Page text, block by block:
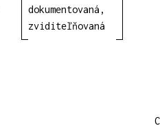
dokumentovaná,
zviditeľňovaná